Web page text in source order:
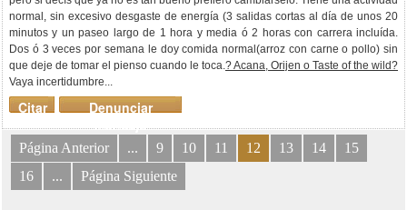
normal, sin excesivo desgaste de energía (3 salidas cortas al día de unos 20
minutos y un paseo largo de 1 hora y media ó 2 horas con carrera incluída.
Dos ó 3 veces por semana le doy comida normal(arroz con carne o pollo) sin
que deje de tomar el pienso cuando le toca.? Acana, Orijen o Taste of the wild?
Vaya incertidumbre...
Denunciar
mensaje
Citar
Página Anterior ... 9 10 11 12 13 14
15
16
... Página Siguiente